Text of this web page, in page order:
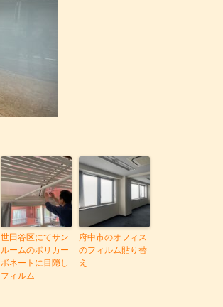
世田谷区にてサン
ルームのポリカー
ボネートに目隠し
フィルム
府中市のオフィス
のフィルム貼り替
え